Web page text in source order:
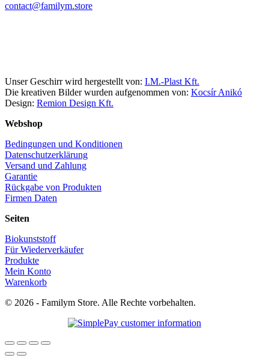
contact@familym.store
Unser Geschirr wird hergestellt von: I.M.-Plast Kft.
Die kreativen Bilder wurden aufgenommen von: Kocsír Anikó
Design: Remion Design Kft.
Webshop
Bedingungen und Konditionen
Datenschutzerklärung
Versand und Zahlung
Garantie
Rückgabe von Produkten
Firmen Daten
Seiten
Biokunststoff
Für Wiederverkäufer
Produkte
Mein Konto
Warenkorb
© 2026 - Familym Store. Alle Rechte vorbehalten.